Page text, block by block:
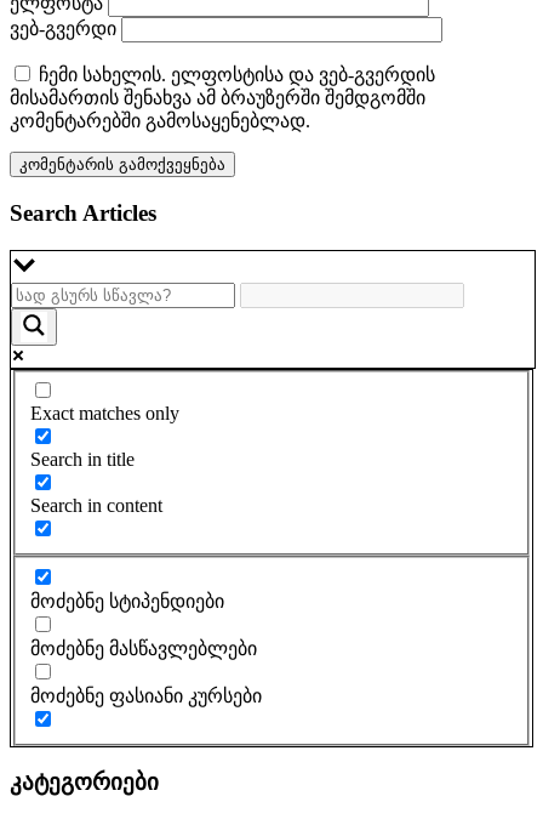
ვებ-გვერდი
ჩემი სახელის. ელფოსტისა და ვებ-გვერდის
მისამართის შენახვა ამ ბრაუზერში შემდგომში
კომენტარებში გამოსაყენებლად.
Search Articles
Exact matches only
Search in title
Search in content
მოძებნე სტიპენდიები
მოძებნე მასწავლებლები
მოძებნე ფასიანი კურსები
კატეგორიები